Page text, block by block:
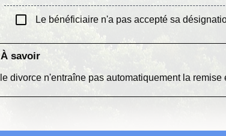
check_box_outline_blank Le bénéficiaire n'a pas accepté sa
À savoir
le divorce n'entraîne pas automatiquement la